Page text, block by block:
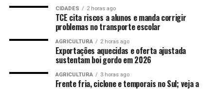
Em comunicado oficial, o presidente da NCGA, Jed
Bower, afirmou que as cotações elevadas dos
fertilizantes têm papel prejudicial na perspectiva
econômica dos produtores. Segundo ele, o setor deve
registrar prejuízos pelo quarto ano consecutivo. Bower
também declarou que há preocupação com a
volatilidade do mercado de insumos para o ciclo
CIDADES 2 horas ago
TCE cita riscos a alunos e manda corrigir
problemas no transporte escolar
AGRICULTURA 2 horas ago
Exportações aquecidas e oferta ajustada
sustentam boi gordo em 2026
AGRICULTURA 3 horas ago
Frente fria, ciclone e temporais no Sul; veja a